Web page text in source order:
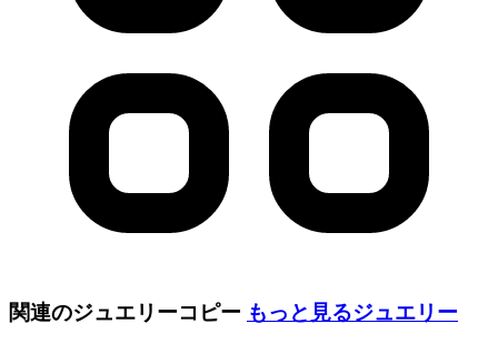
関連のジュエリーコピー もっと見るジュエリー